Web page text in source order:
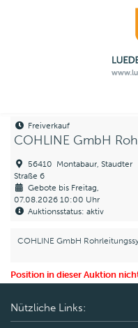
Freiverkauf
COHLINE GmbH
56410 Montabaur, Staudter
Straße 6
Gebote bis Freitag,
07.08.2026 10:00 Uhr
Auktionsstatus: aktiv
COHLINE GmbH
Position in dieser Auktion
Nützliche Links: